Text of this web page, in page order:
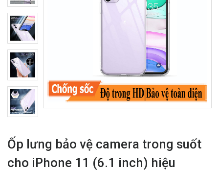
Ốp lưng bảo vệ camera trong suốt
cho iPhone 11 (6.1 inch) hiệu